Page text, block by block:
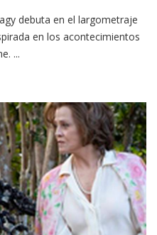
debuta en el largometraje
en los acontecimientos
...